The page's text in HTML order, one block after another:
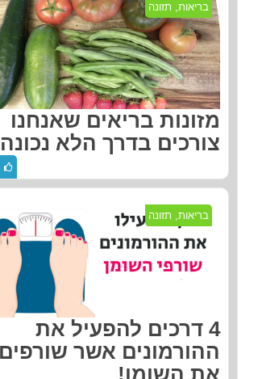
בריאות, תזונה
מזונות בריאים שאנחנו
צורכים בדרך הלא נכונה
בריאות, תזונה
4 דרכים להפעיל את
ההורמונים אשר שורפים
את השומן!